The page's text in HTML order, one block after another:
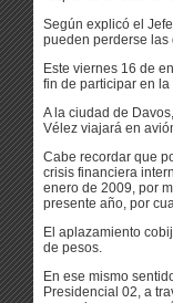
Según explicó el
pueden perderse
Este viernes 16 de
fin de participar en
A la ciudad de
Vélez viajará en
Cabe recordar que
crisis financiera
enero de 2009, por
presente año, por
El aplazamiento
de pesos.
En ese mismo
Presidencial 02, a